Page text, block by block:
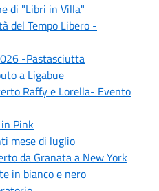
di "Libri in Villa"
del Tempo Libero -
-Pastasciutta
a Ligabue
Raffy e Lorella- Evento
Pink
mese di luglio
da Granata a New York
in bianco e nero